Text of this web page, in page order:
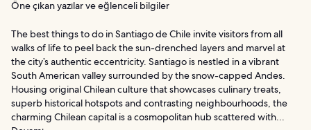
Öne çıkan yazılar ve eğlenceli bilgiler
The best things to do in Santiago de Chile invite visitors from all
walks of life to peel back the sun-drenched layers and marvel at
the city’s authentic eccentricity. Santiago is nestled in a vibrant
South American valley surrounded by the snow-capped Andes.
Housing original Chilean culture that showcases culinary treats,
superb historical hotspots and contrasting neighbourhoods, the
charming Chilean capital is a cosmopolitan hub scattered with...